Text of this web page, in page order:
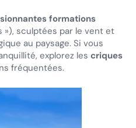
formations
»), sculptées par le vent et
au paysage. Si vous
explorez les criques
fréquentées.